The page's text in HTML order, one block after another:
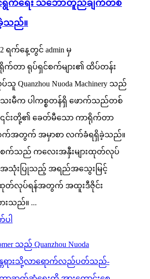
ရွက်ရေး သဘောတူညီချက်တစ်
သည်။
ရက်နေ့တွင် admin မှ
ရိုက်တာ ရုပ်ရှင်စက်များ၏ ထိပ်တန်း
Quanzhou Nuoda Machinery သည်
ေးမီက ပါကစ္စတန်ရှိ ဖောက်သည်တစ်
၎င်းတို့၏ ခေတ်မီသော ကာရိုက်တာ
က်အတွက် အမှာစာ လက်ခံရရှိခဲ့သည်။
က်သည် ကလေးအနှီးများထုတ်လုပ်
အသုံးပြုသည့် အရည်အသွေးမြင့်
တ်လုပ်ရန်အတွက် အထူးဒီဇိုင်း
သည်။ ...
ပါ